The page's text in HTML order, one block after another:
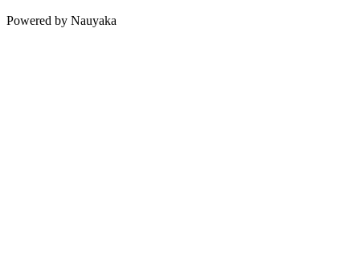
Powered by Nauyaka